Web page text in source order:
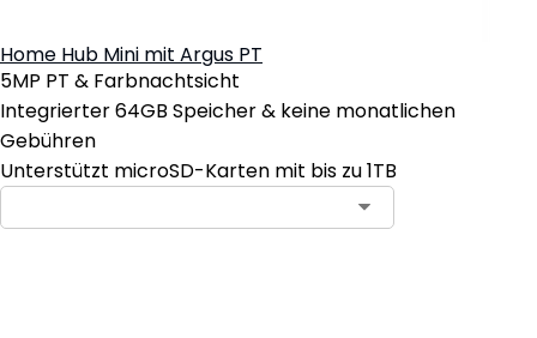
Home Hub Mini mit Argus PT
5MP PT & Farbnachtsicht
Integrierter 64GB Speicher & keine monatlichen
Gebühren
Unterstützt microSD-Karten mit bis zu 1TB